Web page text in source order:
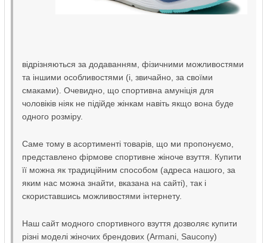
відрізняються за додаванням, фізичними можливостями
та іншими особливостями (і, звичайно, за своїми
смаками). Очевидно, що спортивна амуніція для
чоловіків ніяк не підійде жінкам навіть якщо вона буде
одного розміру.
Саме тому в асортименті товарів, що ми пропонуємо,
представлено фірмове спортивне жіноче взуття. Купити
її можна як традиційним способом (адреса нашого, за
яким нас можна знайти, вказана на сайті), так і
скориставшись можливостями інтернету.
Наш сайт модного спортивного взуття дозволяє купити
різні моделі жіночих брендових (Armani, Saucony)